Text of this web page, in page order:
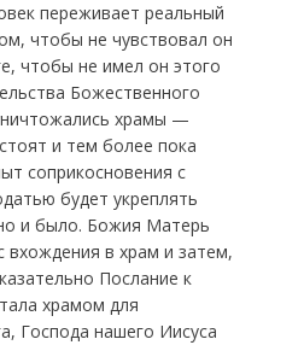
переживает реальный
чтобы не чувствовал он
чтобы не имел он этого
Божественного
храмы —
и тем более пока
соприкосновения с
будет укреплять
и было. Божия Матерь
в храм и затем,
Послание к
храмом для
Господа нашего Иисуса